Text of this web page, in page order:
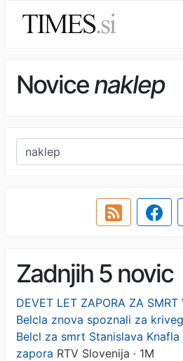
Novicenaklep
Zadnjih 5 novic
DEVET LET ZAPORA ZA
Belcla znova spoznali za
Belcl za smrt Stanislava
zapora RTV Slovenija · 1M